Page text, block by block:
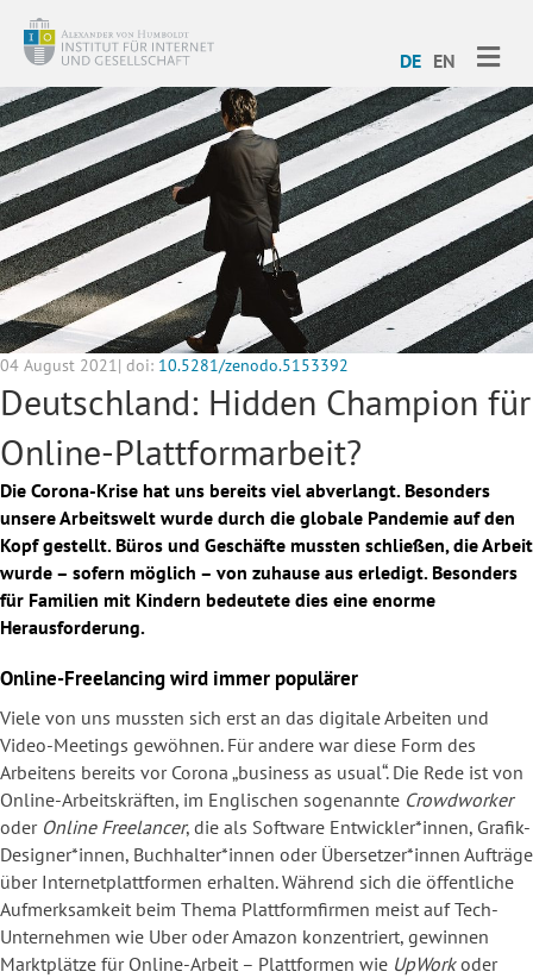
DE EN
04 August 2021| doi: 10.5281/zenodo.5153392
Deutschland: Hidden Champion für
Online-Plattformarbeit?
Die Corona-Krise hat uns bereits viel abverlangt. Besonders
unsere Arbeitswelt wurde durch die globale Pandemie auf den
Kopf gestellt. Büros und Geschäfte mussten schließen, die Arbeit
wurde – sofern möglich – von zuhause aus erledigt. Besonders
für Familien mit Kindern bedeutete dies eine enorme
Herausforderung.
Online-Freelancing wird immer populärer
Viele von uns mussten sich erst an das digitale Arbeiten und
Video-Meetings gewöhnen. Für andere war diese Form des
Arbeitens bereits vor Corona „business as usual“. Die Rede ist von
Online-Arbeitskräften, im Englischen sogenannte Crowdworker
oderOnline Freelancer, die als Software Entwickler*innen, Grafik-
Designer*innen, Buchhalter*innen oder Übersetzer*innen Aufträge
über Internetplattformen erhalten. Während sich die öffentliche
Aufmerksamkeit beim Thema Plattformfirmen meist auf Tech-
Unternehmen wie Uber oder Amazon konzentriert, gewinnen
Marktplätze für Online-Arbeit – Plattformen wie UpWorkoder